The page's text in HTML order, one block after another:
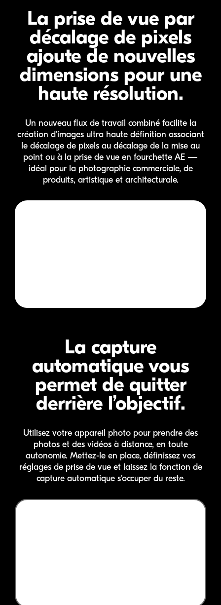
La prise de vue par
décalage de pixels
ajoute de nouvelles
dimensions pour une
haute résolution.
Un nouveau flux de travail combiné facilite la
création d’images ultra haute définition associant
le décalage de pixels au décalage de la mise au
point ou à la prise de vue en fourchette AE —
idéal pour la photographie commerciale, de
produits, artistique et architecturale.
La capture
automatique vous
permet de quitter
derrière l’objectif.
Utilisez votre appareil photo pour prendre des
photos et des vidéos à distance, en toute
autonomie. Mettez-le en place, définissez vos
réglages de prise de vue et laissez la fonction de
capture automatique s’occuper du reste.